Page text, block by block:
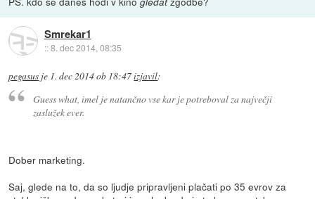
Smrekar1
::8. dec 2014, 08:35
pegasus je 1. dec 2014 ob 18:47izjavil:
Guess what, imel je natančno vse kar je potreboval za največji
zaslužek ever.
Dober marketing.
Saj, glede na to, da so ljudje pripravljeni plačati po 35 evrov za